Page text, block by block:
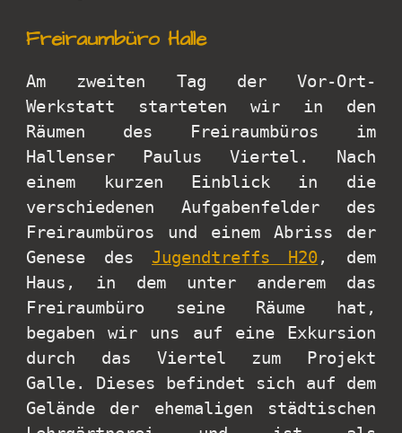
Freiraumbüro Halle
Am zweiten Tag der Vor-Ort-
Werkstatt starteten wir in den
Räumen des Freiraumbüros im
Hallenser Paulus Viertel. Nach
einem kurzen Einblick in die
verschiedenen Aufgabenfelder des
Freiraumbüros und einem Abriss der
Genese des Jugendtreffs H20, dem
Haus, in dem unter anderem das
Freiraumbüro seine Räume hat,
begaben wir uns auf eine Exkursion
durch das Viertel zum Projekt
Galle. Dieses befindet sich auf dem
Gelände der ehemaligen städtischen